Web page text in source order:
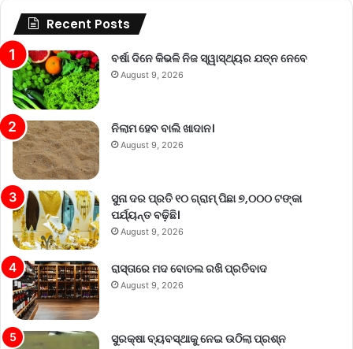
Recent Posts
ବର୍ଷା ଦିନେ କିଭଳି ନିଜ ସ୍ୱାସ୍ଥ୍ୟର ଯତ୍ନ ନେବେ
August 9, 2026
ନିଲାମ ହେବ ବାଲି ଖାଦାନ।
August 9, 2026
ସୁନା ଦର ପ୍ରତି ୧୦ ଗ୍ରାମ୍‌ ପିଛା ୭,୦୦୦ ଟଙ୍କା
ପର୍ଯ୍ୟନ୍ତ ବଢ଼ିଛି।
August 9, 2026
ରାସ୍ତାରେ ମଦ ବୋତଲ ରଖି ପ୍ରତିବାଦ
August 9, 2026
ସୁରକ୍ଷା ବ୍ୟବସ୍ଥାକୁ ନେଇ ଉଠିଲା ପ୍ରଶ୍ନ